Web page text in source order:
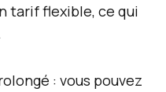
tarif flexible, ce qui
: vous pouvez